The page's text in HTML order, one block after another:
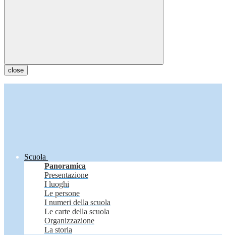
close
Scuola
Panoramica
Presentazione
I luoghi
Le persone
I numeri della scuola
Le carte della scuola
Organizzazione
La storia